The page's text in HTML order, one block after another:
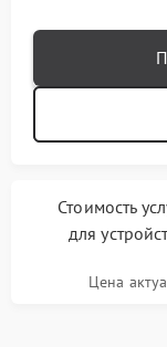
Стоимость
для
Цена